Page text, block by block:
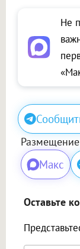
Не
Макс
Оставьте